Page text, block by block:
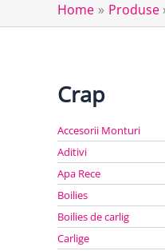
Home Produse
Crap
Accesorii Monturi
Aditivi
Apa Rece
Boilies
Boilies de carlig
Carlige